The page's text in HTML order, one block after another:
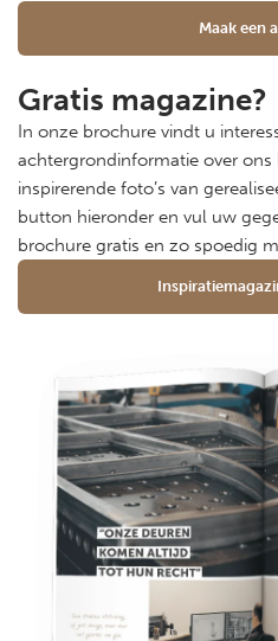
Maak een
Gratis magazine?
In onze brochure vindt u
achtergrondinformatie over
inspirerende foto’s van
button hieronder en vul uw
brochure gratis en zo spoedig